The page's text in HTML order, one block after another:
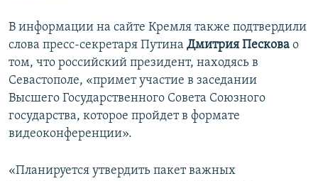
В информации на сайте Кремля также подтвердили
слова пресс-секретаря Путина Дмитрия Пескова о
том, что российский президент, находясь в
Севастополе, «примет участие в заседании
Высшего Государственного Совета Союзного
государства, которое пройдет в формате
видеоконференции».
«Планируется утвердить пакет важных